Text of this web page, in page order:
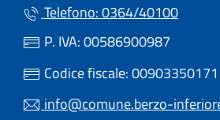
Telefono: 0364/40100
P. IVA: 00586900987
Codice fiscale: 00903350171
info@comune.berzo-